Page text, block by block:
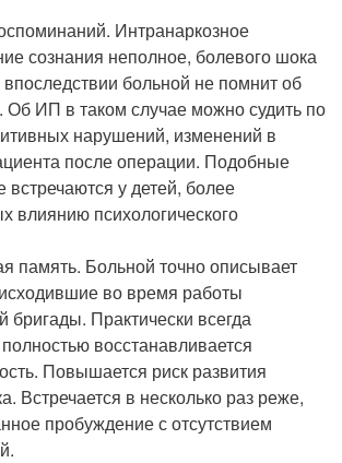
Интранаркозное
сознания неполное, болевого шока
впоследствии больной не помнит об
Об ИП в таком случае можно судить по
нарушений, изменений в
после операции. Подобные
у детей, более
влиянию психологического
память. Больной точно описывает
во время работы
бригады. Практически всегда
восстанавливается
Повышается риск развития
Встречается в несколько раз реже,
пробуждение с отсутствием